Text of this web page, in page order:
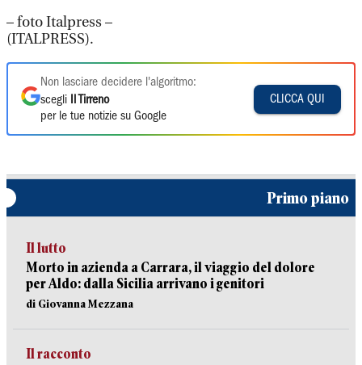
– foto Italpress –
(ITALPRESS).
Non lasciare decidere l'algoritmo:
scegli
Il Tirreno
per le tue notizie su Google
CLICCA QUI
Primo piano
Il lutto
Morto in azienda a Carrara, il viaggio del dolore
per Aldo: dalla Sicilia arrivano i genitori
di Giovanna Mezzana
Il racconto